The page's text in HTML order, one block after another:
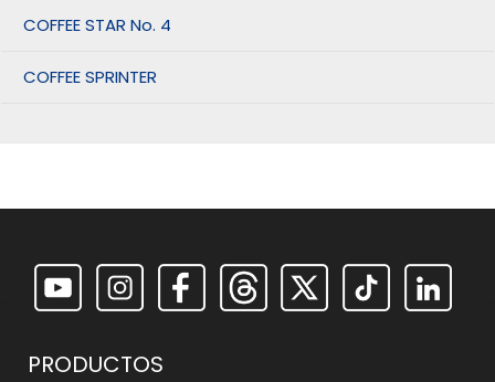
COFFEE STAR No. 4
COFFEE SPRINTER
PRODUCTOS